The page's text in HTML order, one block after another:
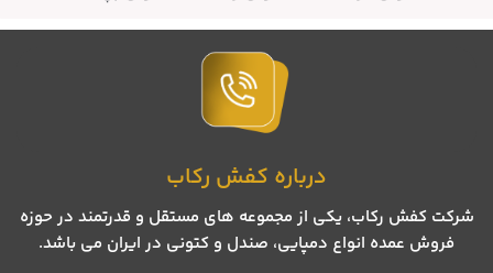
درباره کفش رکاب
شرکت کفش رکاب، یکی از مجموعه های مستقل و قدرتمند در حوزه
فروش عمده انواع دمپایی، صندل و کتونی در ایران می باشد.